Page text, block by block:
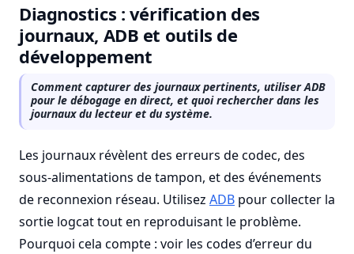
Diagnostics : vérification des
journaux, ADB et outils de
développement
Comment capturer des journaux pertinents, utiliser ADB
pour le débogage en direct, et quoi rechercher dans les
journaux du lecteur et du système.
Les journaux révèlent des erreurs de codec, des
sous-alimentations de tampon, et des événements
de reconnexion réseau. Utilisez ADB pour collecter la
sortie logcat tout en reproduisant le problème.
Pourquoi cela compte : voir les codes d’erreur du